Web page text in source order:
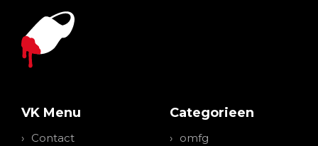
VK Menu
Contact
Categorieen
omfg